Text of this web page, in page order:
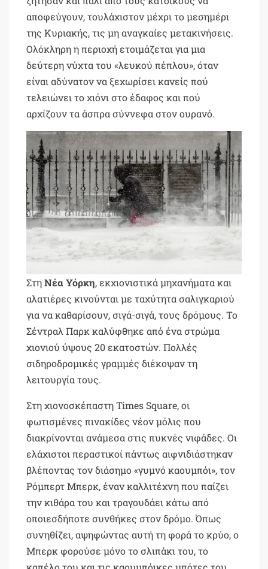
αποφεύγουν, τουλάχιστον μέχρι το μεσημέρι
της Κυριακής, τις μη αναγκαίες μετακινήσεις.
Ολόκληρη η περιοχή ετοιμάζεται για μια
δεύτερη νύχτα του «λευκού πέπλου», όταν
είναι αδύνατον να ξεχωρίσει κανείς πού
τελειώνει το χιόνι στο έδαφος και πού
αρχίζουν τα άσπρα σύννεφα στον ουρανό.
ΣτηΝέα Υόρκη, εκχιονιστικά μηχανήματα και
αλατιέρες κινούνται με ταχύτητα σαλιγκαριού
για να καθαρίσουν, σιγά-σιγά, τους δρόμους. Το
Σέντραλ Παρκ καλύφθηκε από ένα στρώμα
χιονιού ύψους 20 εκατοστών. Πολλές
σιδηροδρομικές γραμμές διέκοψαν τη
λειτουργία τους.
Στη χιονοσκέπαστη Times Square, οι
φωτισμένες πινακίδες νέον μόλις που
διακρίνονται ανάμεσα στις πυκνές νιφάδες. Οι
ελάχιστοι περαστικοί πάντως αιφνιδιάστηκαν
βλέποντας τον διάσημο «γυμνό καουμπόι», τον
Ρόμπερτ Μπερκ, έναν καλλιτέχνη που παίζει
την κιθάρα του και τραγουδάει κάτω από
οποιεσδήποτε συνθήκες στον δρόμο. Όπως
συνηθίζει, αψηφώντας αυτή τη φορά το κρύο, ο
Μπερκ φορούσε μόνο το σλιπάκι του, το